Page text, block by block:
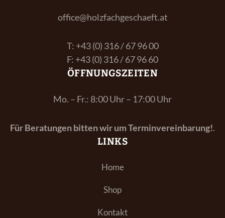
office@holzfachgeschaeft.at
T: +43 (0) 316 / 67 96 00
F: +43 (0) 316 / 67 96 60
ÖFFNUNGSZEITEN
Mo. – Fr.: 8:00 Uhr – 17:00 Uhr
Für Beratungen bitten wir um Terminvereinbarung!.
LINKS
Home
Shop
Kontakt